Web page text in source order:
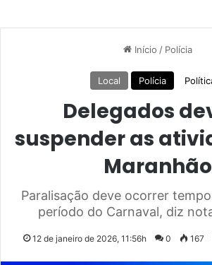
Início / Polícia
Local Polícia
Delegados
suspender as
Maranhão
Paralisação deve ocorrer
período do Carnaval, diz
12 de janeiro de 2026, 11:56h 0 167